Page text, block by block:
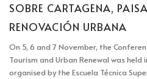
SOBRE CARTAGENA,
RENOVACIÓN URBANA
On 5, 6 and 7 November, the
Tourism and Urban Renewal was held
organised by the Escuela Técnica